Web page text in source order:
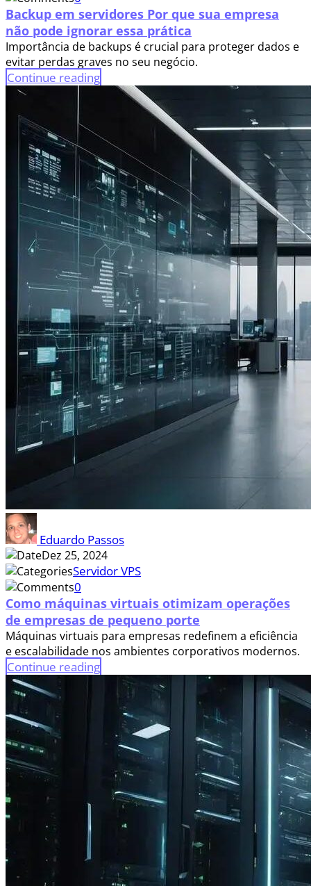
Backup em servidores Por que sua empresa
não pode ignorar essa prática
Importância de backups é crucial para proteger dados e
evitar perdas graves no seu negócio.
Continue reading
Eduardo Passos
Dez 25, 2024
Servidor VPS
0
Como máquinas virtuais otimizam operações
de empresas de pequeno porte
Máquinas virtuais para empresas redefinem a eficiência
e escalabilidade nos ambientes corporativos modernos.
Continue reading